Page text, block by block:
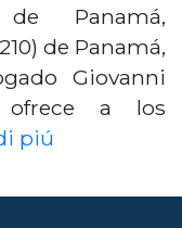
Panamá,
de Panamá,
Giovanni
ofrece a los
piú